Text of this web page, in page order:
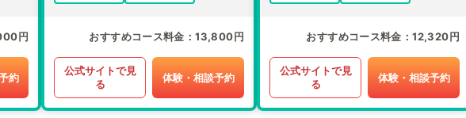
円
約
おすすめコース料金 13,800円
公式サイトで見
る
体験・相談予約
おすすめコース料金 12,320円
公式サイトで見
る
体験・相談予約